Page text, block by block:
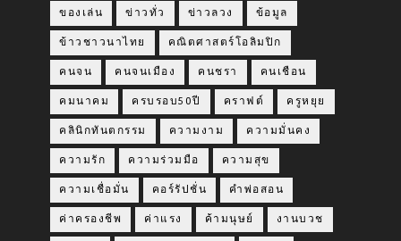
ของเล่น ข่าวทั่ว ข่าวลวง ข้อมูล
ข้าวชาวนาไทย คณิตศาสตร์โอลิมปิก
คนจน คนจนเมือง คนชรา คนเชือน
คมนาคม ครบรอบ50ปี คราฟต์ ครูหยุย
คลินิกทันตกรรม ความงาม ความมั่นคง
ความรัก ความร่วมมือ ความสุข
ความเชื่อมั่น คอร์รัปชั่น คำพ่อสอน
ค่าครองชีพ ค่าแรง ค้ามนุษย์ งานบวช